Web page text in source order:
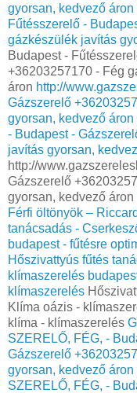
gyorsan, kedvező áron
Fűtésszerelő -
gázkészülék javítás
Budapest -
+36203257170 - Fég
áron http://
Gázszerelő
gyorsan, kedvező áron
- Budapest -
javítás gyorsan,
http://
Gázszerelő
gyorsan, kedvező áron
Férfi öltönyök –
tanácsadás -
budapest - fűtésre
Hőszivattyús fűtés
klímaszerelés
klímaszerelés
Klíma oázis -
klíma - klímaszerelés
SZERELŐ, FÉG, -
Gázszerelő
gyorsan, kedvező áron
SZERELŐ, FÉG, -